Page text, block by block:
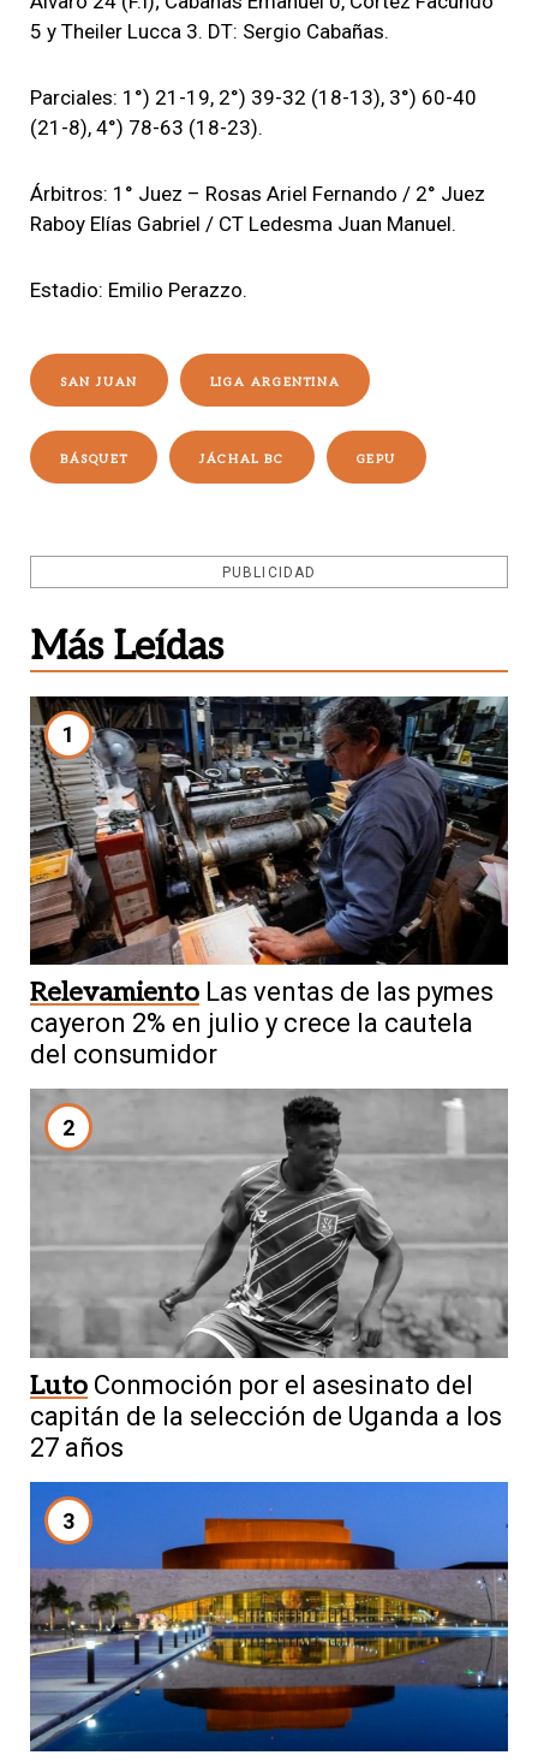
5 y Theiler Lucca 3. DT: Sergio Cabañas.
Parciales: 1°) 21-19, 2°) 39-32 (18-13), 3°) 60-40
(21-8), 4°) 78-63 (18-23).
Árbitros: 1° Juez – Rosas Ariel Fernando / 2° Juez
Raboy Elías Gabriel / CT Ledesma Juan Manuel.
Estadio: Emilio Perazzo.
SAN JUAN LIGA ARGENTINA
BÁSQUET JÁCHAL BC GEPU
PUBLICIDAD
Más Leídas
1
Relevamiento Las ventas de las pymes
cayeron 2% en julio y crece la cautela
del consumidor
2
Luto Conmoción por el asesinato del
capitán de la selección de Uganda a los
27 años
3